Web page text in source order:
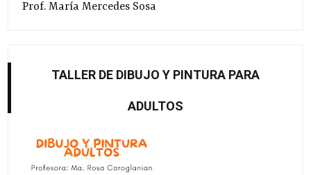
Prof. María Mercedes Sosa
TALLER DE DIBUJO Y PINTURA PARA
ADULTOS